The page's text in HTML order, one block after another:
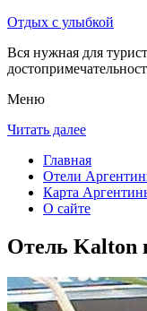
Отдых с улыбкой
Вся нужная для
Меню
Читать далее
Главная
Отели
Карта
О сайте
Отель Kalton